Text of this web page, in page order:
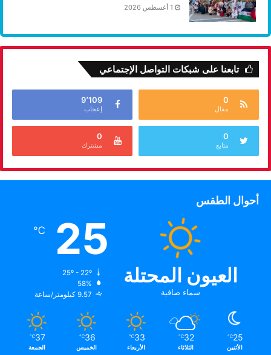
1 أغسطس 2026
تابعنا على شبكات التواصل الإجتماعي
0
مقال
9٬109
إعجاب
0
متابع
0
مشترك
أحوال الطقس
العيون المحتلة
سماء صافية
25
℃
58%
9.57 كيلومتر/ساعة
25
℃
الأثنين
32
℃
الثلاثاء
33
℃
الأربعاء
36
℃
الخميس
37
℃
الجمعة